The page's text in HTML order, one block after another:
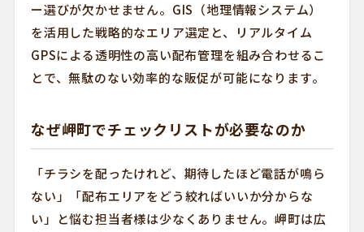
ー選びが欠かせません。GIS（地理情報システム）
を活用した戦略的なエリア選定と、リアルタイム
GPSによる透明性の高い配布管理を組み合わせるこ
とで、無駄のない効率的な販促が可能になります。
なぜ岬町でチェックリストが必要なのか
「チラシを配ったけれど、期待したほど電話が鳴ら
ない」「配布エリアをどう絞ればいいか分からな
い」と悩む担当者様は少なくありません。岬町は広